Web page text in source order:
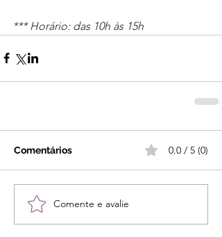
*** Horário: das 10h às 15h
Comentários 0.0 / 5 (0)
Comente e avalie